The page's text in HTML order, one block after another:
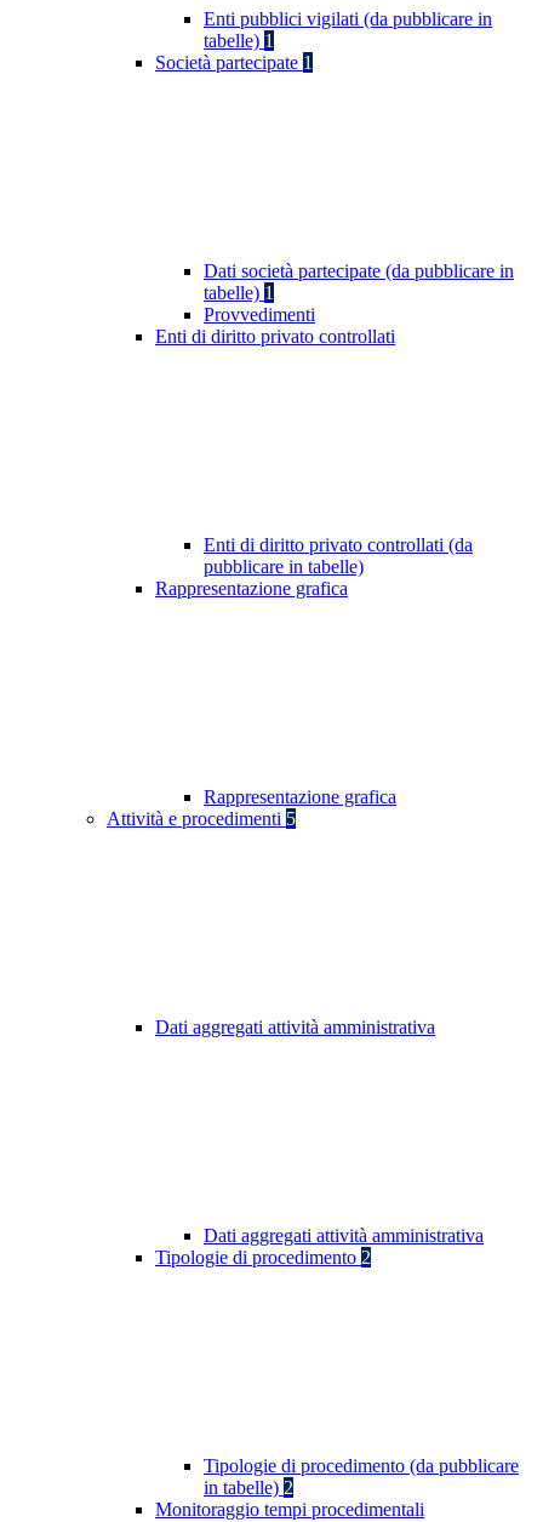
Enti pubblici vigilati (da pubblicare in
tabelle) 1
Società partecipate 1
Dati società partecipate (da pubblicare in
tabelle) 1
Provvedimenti
Enti di diritto privato controllati
Enti di diritto privato controllati (da
pubblicare in tabelle)
Rappresentazione grafica
Rappresentazione grafica
Attività e procedimenti 5
Dati aggregati attività amministrativa
Dati aggregati attività amministrativa
Tipologie di procedimento 2
Tipologie di procedimento (da pubblicare
in tabelle) 2
Monitoraggio tempi procedimentali